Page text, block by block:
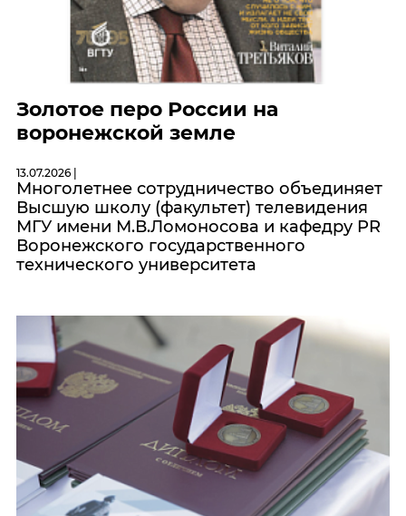
Золотое перо России на
воронежской земле
13.07.2026 |
Многолетнее сотрудничество объединяет
Высшую школу (факультет) телевидения
МГУ имени М.В.Ломоносова и кафедру PR
Воронежского государственного
технического университета